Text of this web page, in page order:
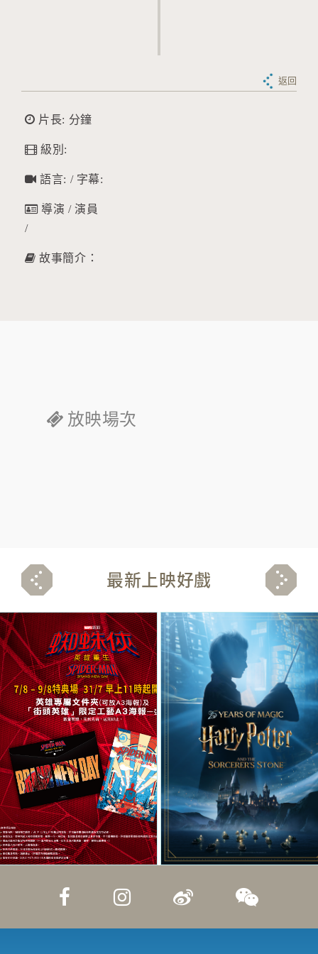
返回
片長: 分鐘
級別:
語言: / 字幕:
導演 / 演員
/
故事簡介：
放映場次
最新上映好戲